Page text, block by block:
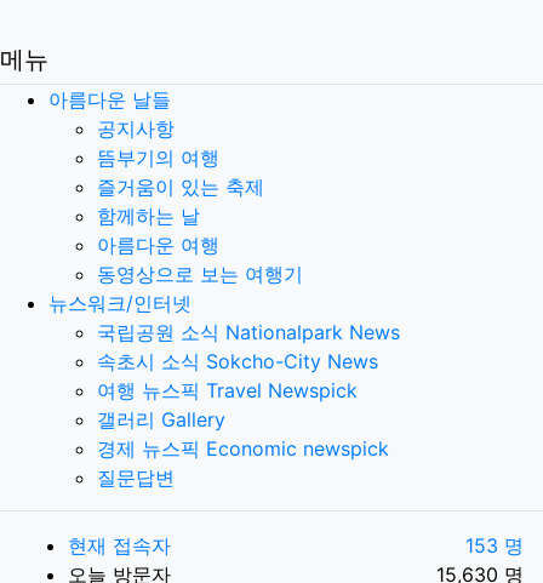
메뉴
아름다운 날들
공지사항
뜸부기의 여행
즐거움이 있는 축제
함께하는 날
아름다운 여행
동영상으로 보는 여행기
뉴스워크/인터넷
국립공원 소식 Nationalpark News
속초시 소식 Sokcho-City News
여행 뉴스픽 Travel Newspick
갤러리 Gallery
경제 뉴스픽 Economic newspick
질문답변
현재 접속자
153 명
오늘 방문자
15,630 명